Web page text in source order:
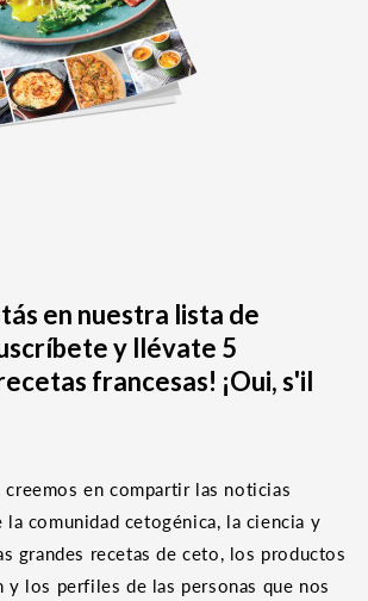
en nuestra lista de
y llévate 5
francesas! ¡Oui, s'il
en compartir las noticias
la comunidad cetogénica, la ciencia y
grandes recetas de ceto, los productos
y los perfiles de las personas que nos